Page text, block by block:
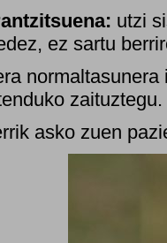
utzi
ez sartu
asko zuen